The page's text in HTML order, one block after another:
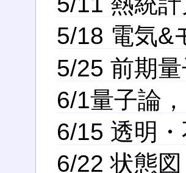
5/18 電気&
5/25 前期
6/1量子論
6/15 透明
6/22 状態図